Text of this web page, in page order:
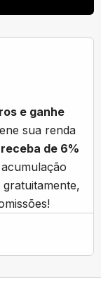
e ganhe
sua renda
receba de 6%